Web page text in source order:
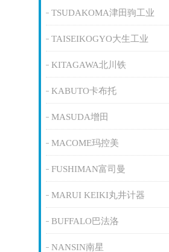
TSUDAKOMA津田驹工业
TAISEIKOGYO大生工业
KITAGAWA北川铁
KABUTO卡布托
MASUDA增田
MACOME玛控美
FUSHIMAN富司曼
MARUI KEIKI丸井计器
BUFFALO巴法洛
NANSIN南星